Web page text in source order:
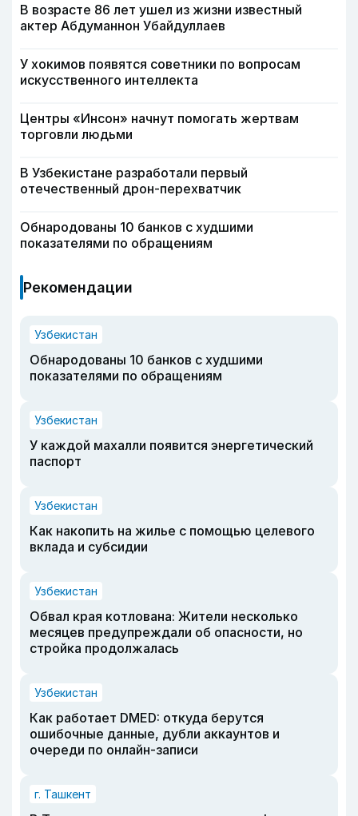
В возрасте 86 лет ушел из жизни известный
актер Абдуманнон Убайдуллаев
У хокимов появятся советники по вопросам
искусственного интеллекта
Центры «Инсон» начнут помогать жертвам
торговли людьми
В Узбекистане разработали первый
отечественный дрон-перехватчик
Обнародованы 10 банков с худшими
показателями по обращениям
Рекомендации
Узбекистан
Обнародованы 10 банков с худшими
показателями по обращениям
Узбекистан
У каждой махалли появится энергетический
паспорт
Узбекистан
Как накопить на жилье с помощью целевого
вклада и субсидии
Узбекистан
Обвал края котлована: Жители несколько
месяцев предупреждали об опасности, но
стройка продолжалась
Узбекистан
Как работает DMED: откуда берутся
ошибочные данные, дубли аккаунтов и
очереди по онлайн-записи
г. Ташкент